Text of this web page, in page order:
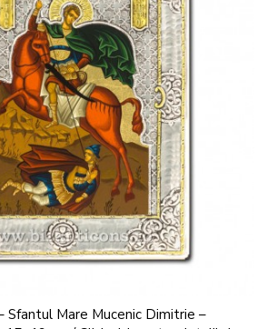
Sfantul Mare Mucenic Dimitrie –